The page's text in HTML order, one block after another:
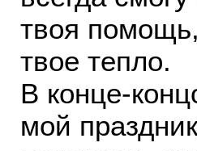
твоя
твое тепло.
В конце-
мой